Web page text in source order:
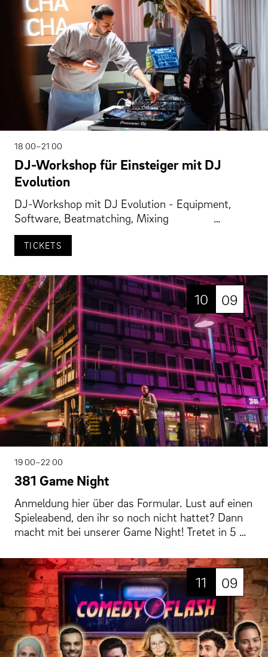
18 00–21 00
DJ-Workshop für Einsteiger mit DJ
Evolution
DJ-Workshop mit DJ Evolution - Equipment,
Software, Beatmatching, Mixing …
TICKETS
10 09
19 00–22 00
381 Game Night
Anmeldung hier über das Formular. Lust auf einen
Spieleabend, den ihr so noch nicht hattet? Dann
macht mit bei unserer Game Night! Tretet in 5 …
11 09